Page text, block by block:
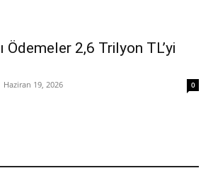
Ödemeler 2,6 Trilyon TL’yi
Haziran 19, 2026 0